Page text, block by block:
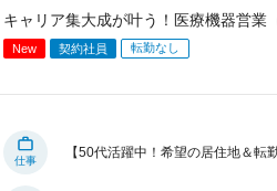
キャリア集大成が叶う！医療機器営
New 契約社員 転勤なし
仕事
【50代活躍中！希望の居住地＆